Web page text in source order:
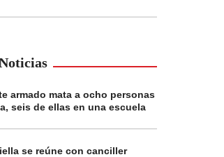
armado mata a ocho personas
seis de ellas en una escuela
se reúne con canciller